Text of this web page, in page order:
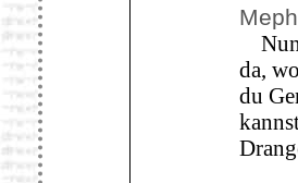
Nun
da,
du